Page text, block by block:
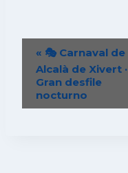
Navegación
Evento
« 🎭 Carnaval de
Alcalà de Xivert ·
Gran desfile
nocturno